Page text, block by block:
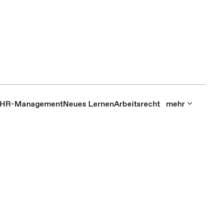
HR-ManagementNeues LernenArbeitsrecht mehr